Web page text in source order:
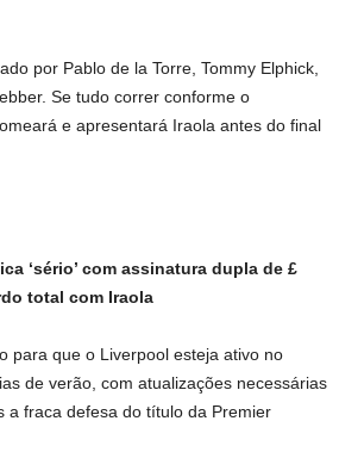
por Pablo de la Torre, Tommy Elphick,
Se tudo correr conforme o
e apresentará Iraola antes do final
‘sério’ com assinatura dupla de £
total com Iraola
para que o Liverpool esteja ativo no
de verão, com atualizações necessárias
a fraca defesa do título da Premier